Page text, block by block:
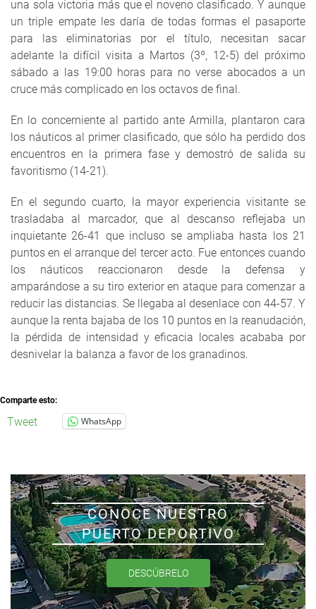
una sola victoria más que el noveno clasificado. Y aunque
un triple empate les daría de todas formas el pasaporte
para las eliminatorias por el título, necesitan sacar
adelante la difícil visita a Martos (3º, 12-5) del próximo
sábado a las 19:00 horas para no verse abocados a un
cruce más complicado en los octavos de final.
En lo concerniente al partido ante Armilla, plantaron cara
los náuticos al primer clasificado, que sólo ha perdido dos
encuentros en la primera fase y demostró de salida su
favoritismo (14-21).
En el segundo cuarto, la mayor experiencia visitante se
trasladaba al marcador, que al descanso reflejaba un
inquietante 26-41 que incluso se ampliaba hasta los 21
puntos en el arranque del tercer acto. Fue entonces cuando
los náuticos reaccionaron desde la defensa y
amparándose a su tiro exterior en ataque para comenzar a
reducir las distancias. Se llegaba al desenlace con 44-57. Y
aunque la renta bajaba de los 10 puntos en la reanudación,
la pérdida de intensidad y eficacia locales acababa por
desnivelar la balanza a favor de los granadinos.
Comparte esto:
Tweet WhatsApp
CONOCE NUESTRO
PUERTO DEPORTIVO
DESCÚBRELO